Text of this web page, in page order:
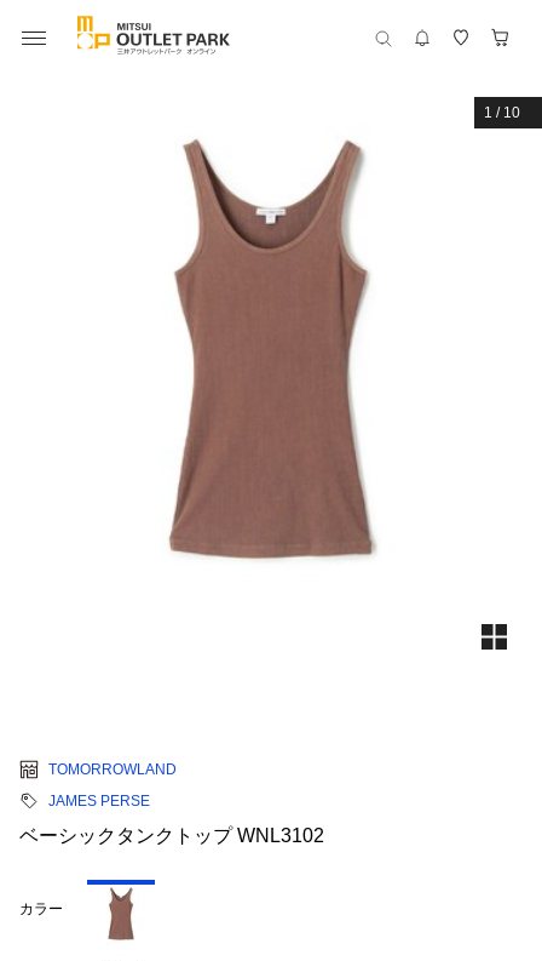
1 / 10
TOMORROWLAND
JAMES PERSE
ベーシックタンクトップ WNL3102
カラー